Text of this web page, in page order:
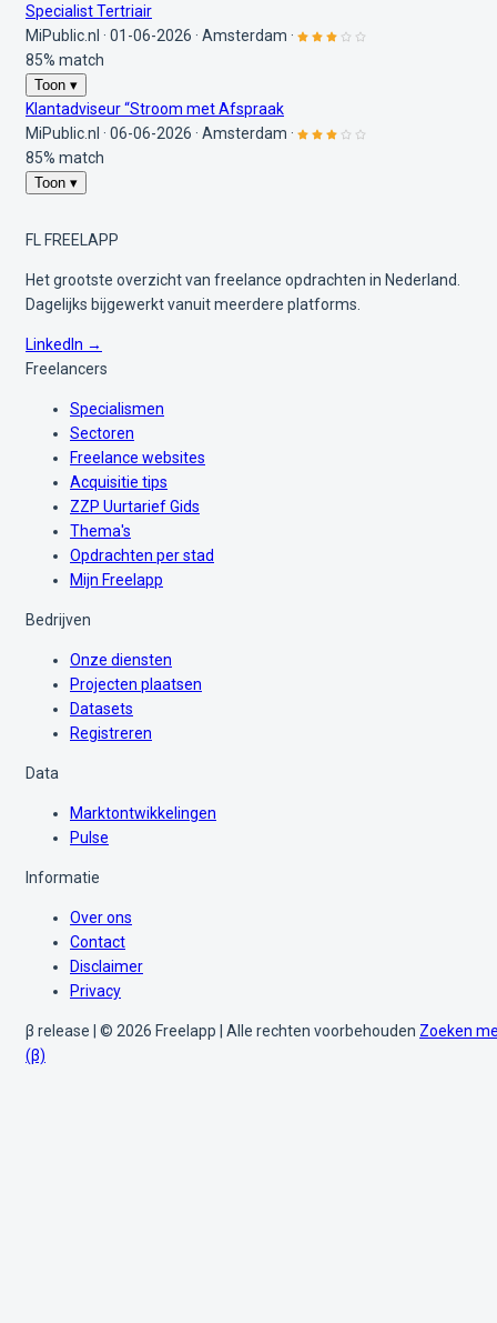
Specialist Tertriair
MiPublic.nl · 01-06-2026 · Amsterdam ·
85% match
Toon ▾
Klantadviseur “Stroom met Afspraak
MiPublic.nl · 06-06-2026 · Amsterdam ·
85% match
Toon ▾
FL FREELAPP
Het grootste overzicht van freelance opdrachten in Nederland.
Dagelijks bijgewerkt vanuit meerdere platforms.
LinkedIn →
Freelancers
Specialismen
Sectoren
Freelance websites
Acquisitie tips
ZZP Uurtarief Gids
Thema's
Opdrachten per stad
Mijn Freelapp
Bedrijven
Onze diensten
Projecten plaatsen
Datasets
Registreren
Data
Marktontwikkelingen
Pulse
Informatie
Over ons
Contact
Disclaimer
Privacy
β release | © 2026 Freelapp | Alle rechten voorbehouden Zoeken
(β)